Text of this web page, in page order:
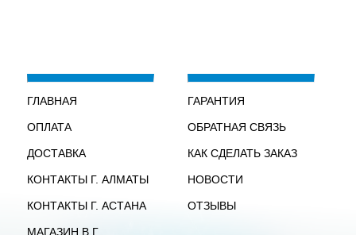
ГЛАВНАЯ
ОПЛАТА
ДОСТАВКА
КОНТАКТЫ Г. АЛМАТЫ
КОНТАКТЫ Г. АСТАНА
МАГАЗИН В Г.
ГАРАНТИЯ
ОБРАТНАЯ СВЯЗЬ
КАК СДЕЛАТЬ ЗАКАЗ
НОВОСТИ
ОТЗЫВЫ